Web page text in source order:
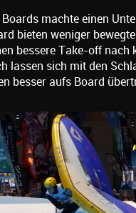
machte einen
bieten weniger
bessere Take-off nach
lassen sich mit den
besser aufs Board